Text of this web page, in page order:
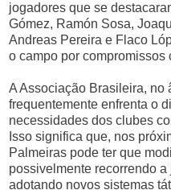
jogadores que se
Gómez, Ramón Sosa,
Andreas Pereira e Flaco
o campo por compromissos
A Associação Brasileira, no
frequentemente enfrenta o
necessidades dos clubes
Isso significa que, nos
Palmeiras pode ter que
possivelmente recorrendo
adotando novos sistemas